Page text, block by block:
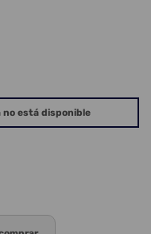
está disponible